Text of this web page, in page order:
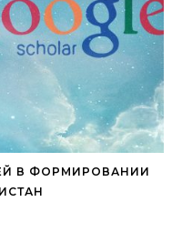
В ФОРМИРОВАНИИ